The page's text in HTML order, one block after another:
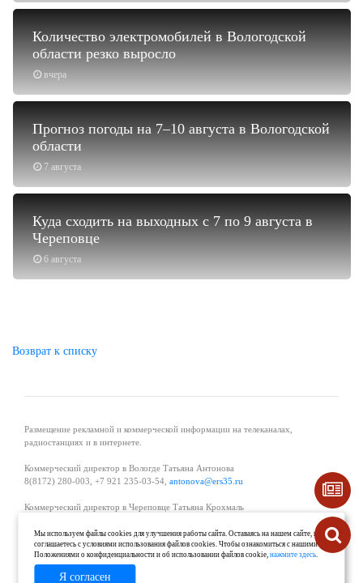
вчера
Количество электромобилей в Вологодской
области резко выросло
7 августа
Прогноз погоды на 7–10 августа в Вологодской
области
6 августа
Куда сходить на выходных с 7 по 9 августа в
Череповце
Возврат к списку
Размещение рекламной и коммерческой информации на телеканалах,
радиостанциях и в интернете.
Коммерческий директор в Вологде Татьяна Антонова
8(8172) 280-003, +7 921 235-03-54, antonova@ers35.ru
Коммерческий директор в Череповце Татьяна Крохмаль
Начальник отдела рекламы в Великом Устюге Екатерина Вьюжанина 8(81738)
2-04-44, +7 921 125-06-40,katrinv81@mail.ru
Мы используем файлы cookies для улучшения работы сайта. Оставаясь на нашем сайте, вы
соглашаетесь с условиями использования файлов cookies. Чтобы ознакомиться с нашими
Положениями о конфиденциальности и об использовании файлов cookie,нажмите здесь.
Я согласен